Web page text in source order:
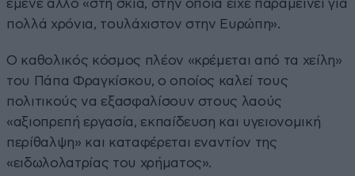
έμενε άλλο «στη σκιά, στην οποία είχε παραμείνει για
πολλά χρόνια, τουλάχιστον στην Ευρώπη».
Ο καθολικός κόσμος πλέον «κρέμεται από τα χείλη»
του Πάπα Φραγκίσκου, ο οποίος καλεί τους
πολιτικούς να εξασφαλίσουν στους λαούς
«αξιοπρεπή εργασία, εκπαίδευση και υγειονομική
περίθαλψη» και καταφέρεται εναντίον της
«ειδωλολατρίας του χρήματος».